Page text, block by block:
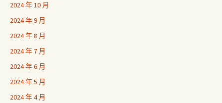
2024 年 10 月
2024 年 9 月
2024 年 8 月
2024 年 7 月
2024 年 6 月
2024 年 5 月
2024 年 4 月